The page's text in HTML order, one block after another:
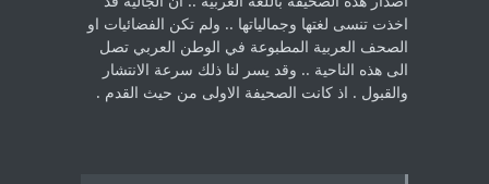
اخذت ‏تنسى لغتها وجمالياتها .. ولم تكن الفضائيات او
الصحف العربية المطبوعة في الوطن ‏العربي تصل
الى هذه الناحية .. وقد يسر لنا ذلك سرعة الانتشار
والقبول . اذ كانت ‏الصحيفة الاولى من حيث القدم . ‏